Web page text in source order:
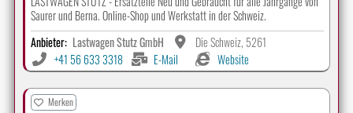
Saurer und Berna. Online-Shop und Werkstatt in der Schweiz.
Anbieter: Lastwagen Stutz GmbH
Die Schweiz, 5261
+41 56 633 3318
E-Mail Website
Merken